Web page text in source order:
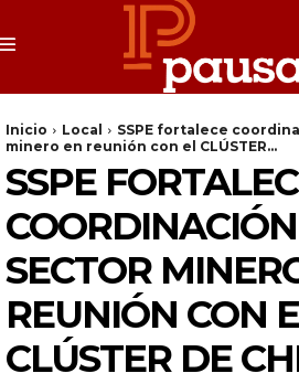
Inicio Local
SSPE fortalece
minero en reunión con el CLÚSTER...
SSPE
SECTOR
REUNIÓN CON
CLÚSTER DE